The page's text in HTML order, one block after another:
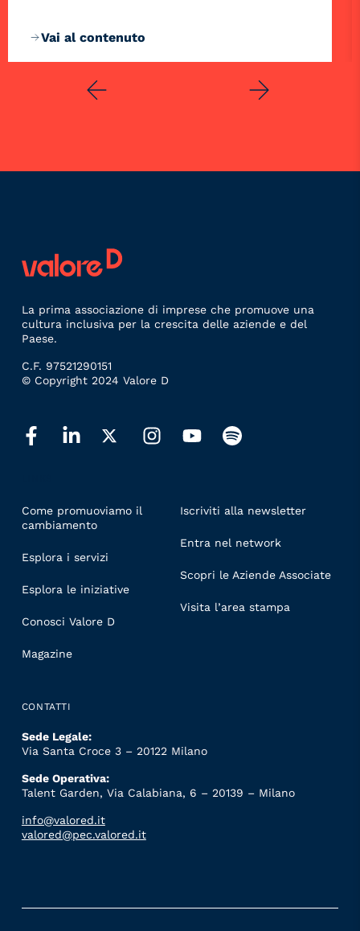
Vai al contenuto
La prima associazione di imprese che promuove una
cultura inclusiva per la crescita delle aziende e del
Paese.
C.F. 97521290151
© Copyright 2024 Valore D
Come promuoviamo il
cambiamento
Esplora i servizi
Esplora le iniziative
Conosci Valore D
Magazine
Iscriviti alla newsletter
Entra nel network
Scopri le Aziende Associate
Visita l’area stampa
CONTATTI
Sede Legale:
Via Santa Croce 3 – 20122 Milano
Sede Operativa:
Talent Garden, Via Calabiana, 6 – 20139 – Milano
info@valored.it
valored@pec.valored.it